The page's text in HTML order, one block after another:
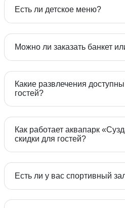
документа,
период мобилизации,
военного положения
удостоверяющих
указанных выше,
являющегося
осуществляется при
российского
Есть ли детское меню?
Можно ли заказать банкет
8 800 333-09-08
Какие развлечения
гостей?
Как работает аквапарк
скидки для гостей?
Есть ли у вас спортивный